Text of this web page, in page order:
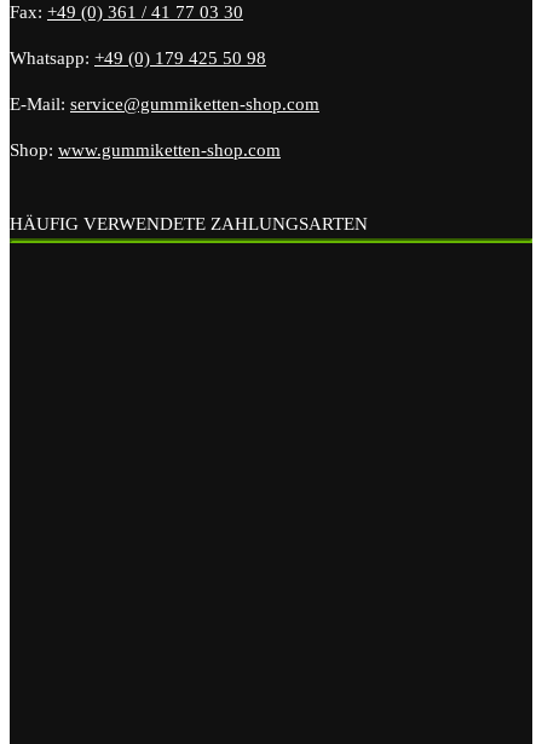
Fax: +49 (0) 361 / 41 77 03 30
Whatsapp: +49 (0) 179 425 50 98
E-Mail: service@gummiketten-shop.com
Shop: www.gummiketten-shop.com
HÄUFIG VERWENDETE ZAHLUNGSARTEN